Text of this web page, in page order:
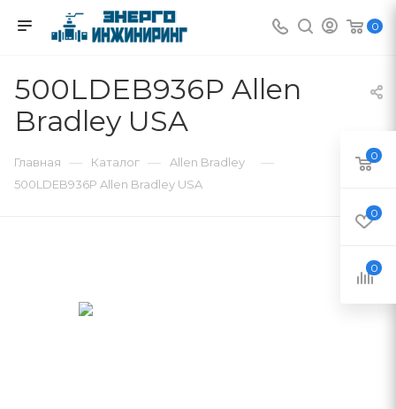
0
500LDEB936P Allen
Bradley USA
Главная — Каталог — Allen Bradley —
500LDEB936P Allen Bradley USA
0
0
0